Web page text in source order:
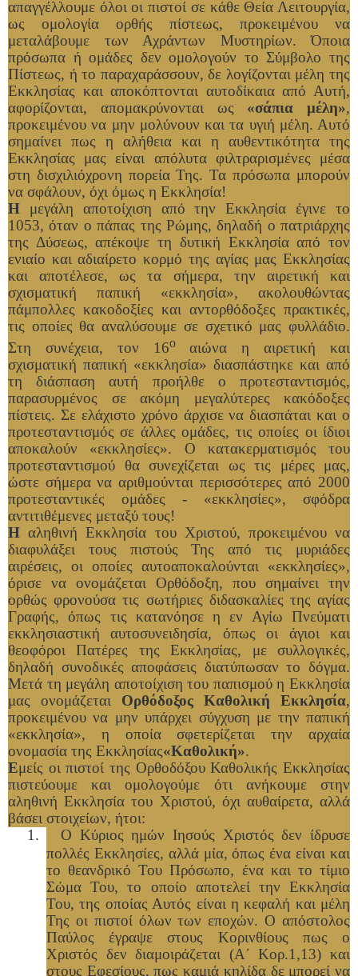
απαγγέλλουμε όλοι οι πιστοί σε κάθε Θεία Λειτουργία,
ως ομολογία ορθής πίστεως, προκειμένου να
μεταλάβουμε των Αχράντων Μυστηρίων. Όποια
πρόσωπα ή ομάδες δεν ομολογούν το Σύμβολο της
Πίστεως, ή το παραχαράσσουν, δε λογίζονται μέλη της
Εκκλησίας και αποκόπτονται αυτοδίκαια από Αυτή,
αφορίζονται, απομακρύνονται ως «σάπια μέλη»,
προκειμένου να μην μολύνουν και τα υγιή μέλη. Αυτό
σημαίνει πως η αλήθεια και η αυθεντικότητα της
Εκκλησίας μας είναι απόλυτα φιλτραρισμένες μέσα
στη δισχιλιόχρονη πορεία Της. Τα πρόσωπα μπορούν
να σφάλουν, όχι όμως η Εκκλησία!
Η μεγάλη αποτοίχιση από την Εκκλησία έγινε το
1053, όταν ο πάπας της Ρώμης, δηλαδή ο πατριάρχης
της Δύσεως, απέκοψε τη δυτική Εκκλησία από τον
ενιαίο και αδιαίρετο κορμό της αγίας μας Εκκλησίας
και αποτέλεσε, ως τα σήμερα, την αιρετική και
σχισματική παπική «εκκλησία», ακολουθώντας
πάμπολλες κακοδοξίες και αντορθόδοξες πρακτικές,
τις οποίες θα αναλύσουμε σε σχετικό μας φυλλάδιο.
Στη συνέχεια, τον 16οαιώνα η αιρετική και
σχισματική παπική «εκκλησία» διασπάστηκε και από
τη διάσπαση αυτή προήλθε ο προτεσταντισμός,
παρασυρμένος σε ακόμη μεγαλύτερες κακόδοξες
πίστεις. Σε ελάχιστο χρόνο άρχισε να διασπάται και ο
προτεσταντισμός σε άλλες ομάδες, τις οποίες οι ίδιοι
αποκαλούν «εκκλησίες». Ο κατακερματισμός του
προτεσταντισμού θα συνεχίζεται ως τις μέρες μας,
ώστε σήμερα να αριθμούνται περισσότερες από 2000
προτεσταντικές ομάδες - «εκκλησίες», σφόδρα
αντιτιθέμενες μεταξύ τους!
Η αληθινή Εκκλησία του Χριστού, προκειμένου να
διαφυλάξει τους πιστούς Της από τις μυριάδες
αιρέσεις, οι οποίες αυτοαποκαλούνται «εκκλησίες»,
όρισε να ονομάζεται Ορθόδοξη, που σημαίνει την
ορθώς φρονούσα τις σωτήριες διδασκαλίες της αγίας
Γραφής, όπως τις κατανόησε η εν Αγίω Πνεύματι
εκκλησιαστική αυτοσυνειδησία, όπως οι άγιοι και
θεοφόροι Πατέρες της Εκκλησίας, με συλλογικές,
δηλαδή συνοδικές αποφάσεις διατύπωσαν το δόγμα.
Μετά τη μεγάλη αποτοίχιση του παπισμού η Εκκλησία
μας ονομάζεται Ορθόδοξος Καθολική Εκκλησία,
προκειμένου να μην υπάρχει σύγχυση με την παπική
«εκκλησία», η οποία σφετερίζεται την αρχαία
ονομασία της Εκκλησίας«Καθολική».
Εμείς οι πιστοί της Ορθοδόξου Καθολικής Εκκλησίας
πιστεύουμε και ομολογούμε ότι ανήκουμε στην
αληθινή Εκκλησία του Χριστού, όχι αυθαίρετα, αλλά
βάσει στοιχείων, ήτοι:
1.
Ο Κύριος ημών Ιησούς Χριστός δεν ίδρυσε
πολλές Εκκλησίες, αλλά μία, όπως ένα είναι και
το θεανδρικό Του Πρόσωπο, ένα και το τίμιο
Σώμα Του, το οποίο αποτελεί την Εκκλησία
Του, της οποίας Αυτός είναι η κεφαλή και μέλη
Της οι πιστοί όλων των εποχών. Ο απόστολος
Παύλος έγραψε στους Κορινθίους πως ο
Χριστός δεν διαμοιράζεται (Α΄ Κορ.1,13) και
στους Εφεσίους, πως καμιά κηλίδα δε μπορεί να